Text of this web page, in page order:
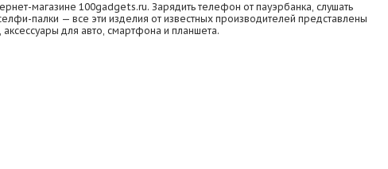
магазине 100gadgets.ru. Зарядить телефон от пауэрбанка, слушать
палки — все эти изделия от известных производителей представлены
для авто, смартфона и планшета.